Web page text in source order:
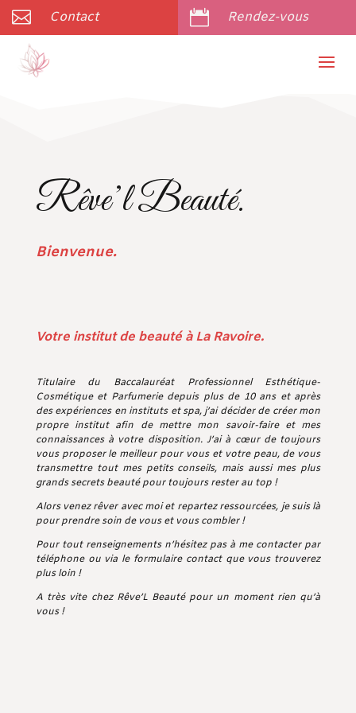
 Contact  Rendez-vous
Rêve’l Beauté.
Bienvenue.
Votre institut de beauté à La Ravoire.
Titulaire du Baccalauréat Professionnel Esthétique-
Cosmétique et Parfumerie depuis plus de 10 ans et après
des expériences en instituts et spa, j’ai décider de créer mon
propre institut afin de mettre mon savoir-faire et mes
connaissances à votre disposition. J’ai à cœur de toujours
vous proposer le meilleur pour vous et votre peau, de vous
transmettre tout mes petits conseils, mais aussi mes plus
grands secrets beauté pour toujours rester au top !
Alors venez rêver avec moi et repartez ressourcées, je suis là
pour prendre soin de vous et vous combler !
Pour tout renseignements n’hésitez pas à me contacter par
téléphone ou via le formulaire contact que vous trouverez
plus loin !
A très vite chez Rêve’L Beauté pour un moment rien qu’à
vous !